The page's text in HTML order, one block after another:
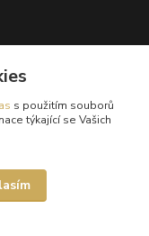
s použitím souborů
týkající se Vašich